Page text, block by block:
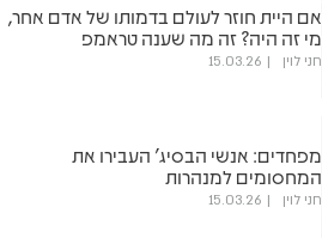
אם היית חוזר לעולם בדמותו של אדם אחר,
מי זה היה? זה מה שענה טראמפ
חני לוין 15.03.26
מפחדים: אנשי הבסיג' העבירו את
המחסומים למנהרות
חני לוין 15.03.26